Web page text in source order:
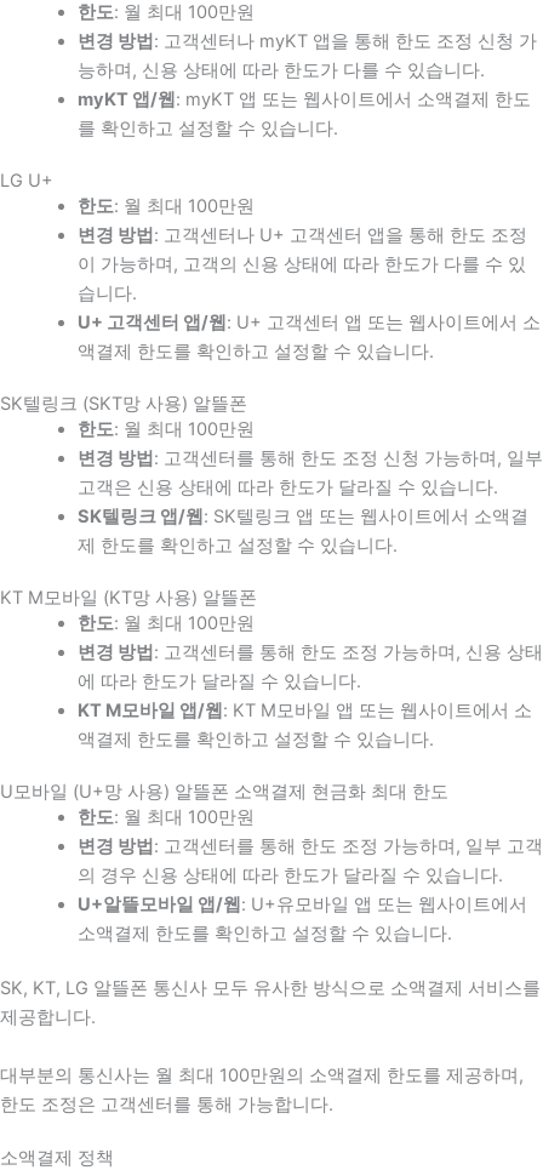
한도: 월 최대 100만원
변경 방법 : 고객센터나 myKT 앱을 통해 한도 조정 신청 가
능하며, 신용 상태에 따라 한도가 다를 수 있습니다.
myKT 앱/웹 : myKT 앱 또는 웹사이트에서 소액결제 한도
를 확인하고 설정할 수 있습니다.
LG U+
한도: 월 최대 100만원
변경 방법 : 고객센터나 U+ 고객센터 앱을 통해 한도 조정
이 가능하며, 고객의 신용 상태에 따라 한도가 다를 수 있
습니다.
U+ 고객센터 앱/웹 : U+ 고객센터 앱 또는 웹사이트에서 소
액결제 한도를 확인하고 설정할 수 있습니다.
SK텔링크 (SKT망 사용) 알뜰폰
한도: 월 최대 100만원
변경 방법 : 고객센터를 통해 한도 조정 신청 가능하며, 일부
고객은 신용 상태에 따라 한도가 달라질 수 있습니다.
SK텔링크 앱/웹 : SK텔링크 앱 또는 웹사이트에서 소액결
제 한도를 확인하고 설정할 수 있습니다.
KT M모바일 (KT망 사용) 알뜰폰
한도: 월 최대 100만원
변경 방법 : 고객센터를 통해 한도 조정 가능하며, 신용 상태
에 따라 한도가 달라질 수 있습니다.
KT M모바일 앱/웹 : KT M모바일 앱 또는 웹사이트에서 소
액결제 한도를 확인하고 설정할 수 있습니다.
U모바일 (U+망 사용) 알뜰폰 소액결제 현금화 최대 한도
한도: 월 최대 100만원
변경 방법 : 고객센터를 통해 한도 조정 가능하며, 일부 고객
의 경우 신용 상태에 따라 한도가 달라질 수 있습니다.
U+알뜰모바일 앱/웹 : U+유모바일 앱 또는 웹사이트에서
소액결제 한도를 확인하고 설정할 수 있습니다.
SK, KT, LG 알뜰폰 통신사 모두 유사한 방식으로 소액결제 서비스를
제공합니다.
대부분의 통신사는 월 최대 100만원의 소액결제 한도를 제공하며,
한도 조정은 고객센터를 통해 가능합니다.
소액결제 정책